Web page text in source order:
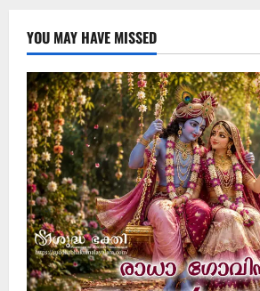
YOU MAY HAVE MISSED